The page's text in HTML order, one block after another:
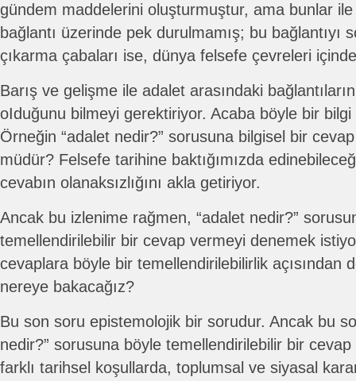
gündem maddelerini oluşturmuştur, ama bunlar
bağlantı üzerinde pek durulmamış; bu bağlantıyı
çıkarma çabaları ise, dünya felsefe çevreleri içinde
Barış ve gelişme ile adalet arasındaki
oIduğunu bilmeyi gerektiriyor. Acaba böyle bir
Örneğin “adalet nedir?” sorusuna bilgisel bir
müdür? Felsefe tarihine baktığımızda
cevabın olanaksızlığını akla getiriyor.
Ancak bu izlenime rağmen, “adalet nedir?”
temellendirilebilir bir cevap vermeyi denemek
cevaplara böyle bir temellendirilebilirlik açısından
nereye bakacağız?
Bu son soru epistemolojik bir sorudur. Ancak bu
nedir?” sorusuna böyle temellendirilebilir bir cevap
farklı tarihsel koşullarda, toplumsal ve siyasal